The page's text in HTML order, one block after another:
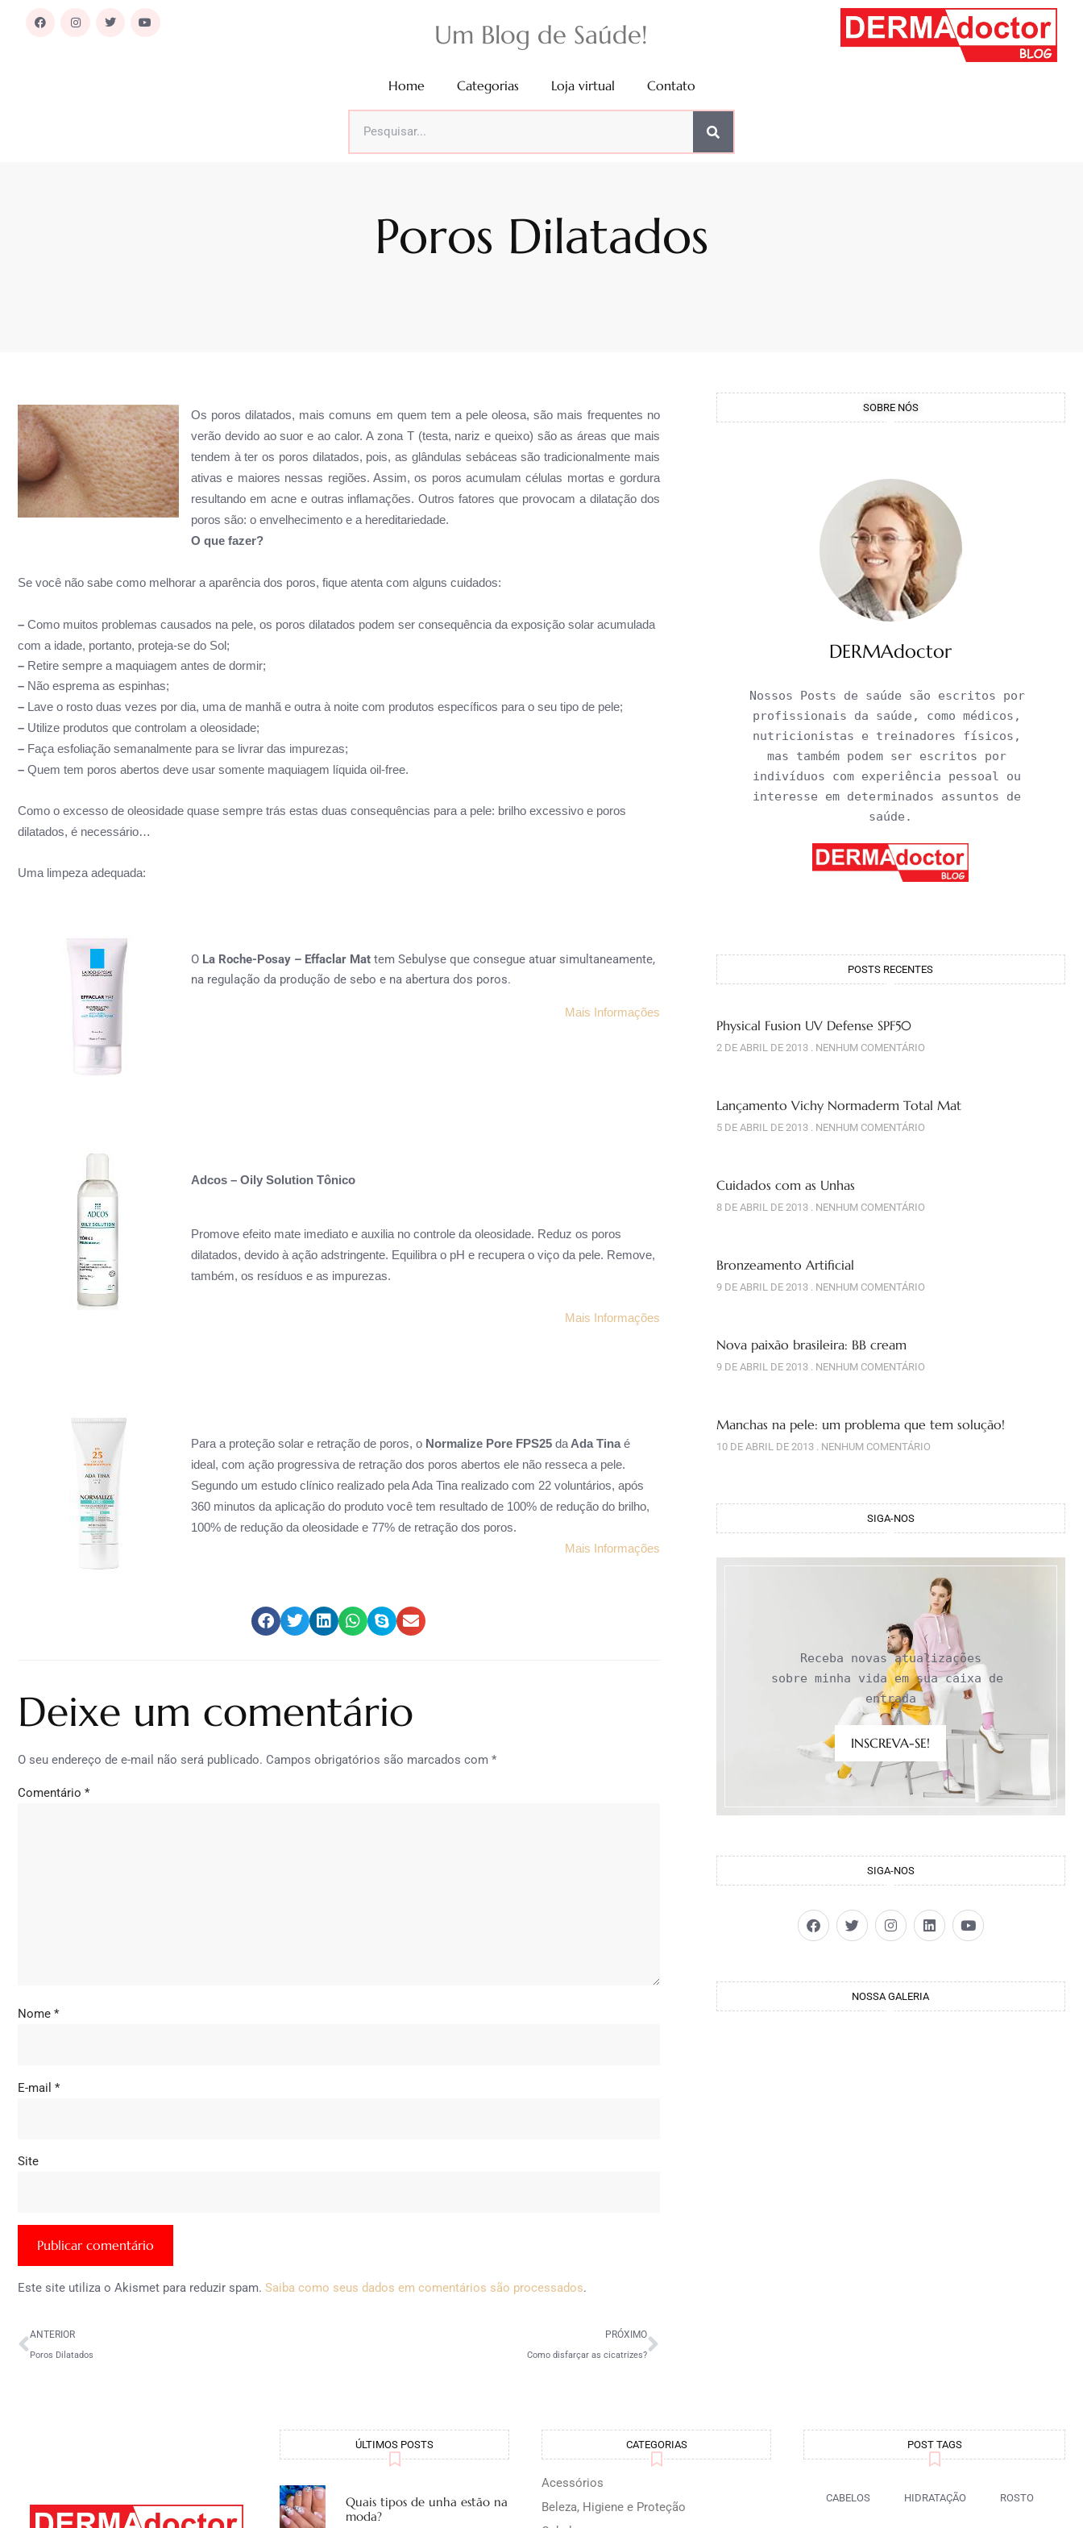
Um Blog de Saúde!
Home Categorias Loja virtual Contato
Poros Dilatados
Os poros dilatados, mais comuns em quem tem a pele oleosa, são mais frequentes no
verão devido ao suor e ao calor. A zona T (testa, nariz e queixo) são as áreas que mais
tendem à ter os poros dilatados, pois,as glândulas sebáceas são tradicionalmente mais
ativas e maiores nessas regiões. Assim, os porosacumulam células mortas e gordura
resultando em acne e outras inflamações. Outros fatores que provocam a dilatação dos
poros são: o envelhecimento e a hereditariedade.
O que fazer?
Se você não sabe como melhorar a aparência dos poros, fique atenta com alguns cuidados:
– Como muitos problemas causados na pele, os poros dilatados podem ser consequência da exposição solar acumulada
com a idade, portanto, proteja-se do Sol;
– Retire sempre a maquiagem antes de dormir;
– Não esprema as espinhas;
– Lave o rosto duas vezes por dia, uma de manhã e outra à noite com produtos específicos para o seu tipo de pele;
– Utilize produtos que controlam a oleosidade;
– Faça esfoliação semanalmente para se livrar das impurezas;
– Quem tem poros abertos deve usar somente maquiagem líquida oil-free.
Como o excesso de oleosidade quase sempre trás estas duas consequências para a pele: brilho excessivo e poros
dilatados, é necessário…
Uma limpeza adequada:
O La Roche-Posay – Effaclar Mat tem Sebulyse que consegue atuar simultaneamente,
na regulação da produção de sebo e na abertura dos poros.
Mais Informações
Adcos – Oily Solution Tônico
Promove efeito mate imediato e auxilia no controle da oleosidade. Reduz os poros
dilatados, devido à ação adstringente. Equilibra o pH e recupera o viço da pele. Remove,
também, os resíduos e as impurezas.
Mais Informações
Para a proteção solar e retração de poros, o Normalize Pore FPS25 da Ada Tina é
ideal, com ação progressiva de retração dos poros abertos ele não resseca a pele.
Segundo um estudo clínico realizado pela Ada Tina realizado com 22 voluntários, após
360 minutos da aplicação do produto você tem resultado de 100% de redução do brilho,
100% de redução da oleosidade e 77% de retração dos poros.
Mais Informações
Deixe um comentário
O seu endereço de e-mail não será publicado. Campos obrigatórios são marcados com *
Comentário *
Nome *
E-mail *
Site
Este site utiliza o Akismet para reduzir spam. Saiba como seus dados em comentários são processados.
ANTERIOR
Poros Dilatados
PRÓXIMO
Como disfarçar as cicatrizes?
SOBRE NÓS
DERMAdoctor
Nossos Posts de saúde são escritos por
profissionais da saúde, como médicos,
nutricionistas e treinadores físicos,
mas também podem ser escritos por
indivíduos com experiência pessoal ou
interesse em determinados assuntos de
saúde.
POSTS RECENTES
Physical Fusion UV Defense SPF50
2 DE ABRIL DE 2013 NENHUM COMENTÁRIO
Lançamento Vichy Normaderm Total Mat
5 DE ABRIL DE 2013 NENHUM COMENTÁRIO
Cuidados com as Unhas
8 DE ABRIL DE 2013 NENHUM COMENTÁRIO
Bronzeamento Artificial
9 DE ABRIL DE 2013 NENHUM COMENTÁRIO
Nova paixão brasileira: BB cream
9 DE ABRIL DE 2013 NENHUM COMENTÁRIO
Manchas na pele: um problema que tem solução!
10 DE ABRIL DE 2013 NENHUM COMENTÁRIO
SIGA-NOS
Receba novas atualizações
sobre minha vida em sua caixa de
entrada
INSCREVA-SE!
SIGA-NOS
NOSSA GALERIA
ÚLTIMOS POSTS
Quais tipos de unha estão na
moda?
CATEGORIAS
Acessórios
Beleza, Higiene e Proteção
POST TAGS
CABELOS HIDRATAÇÃO ROSTO